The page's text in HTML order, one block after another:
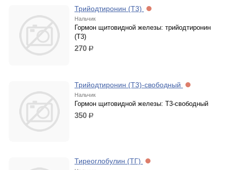
Трийодтиронин (Т3)
Нальчик
Гормон щитовидной железы: трийодтиронин
(Т3)
270 р.
Трийодтиронин (Т3)-свободный
Нальчик
Гормон щитовидной железы: Т3-свободный
350 р.
Тиреоглобулин (ТГ)